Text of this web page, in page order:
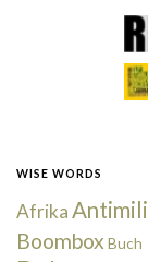
WISE WORDS
Afrika
Boombox Buch